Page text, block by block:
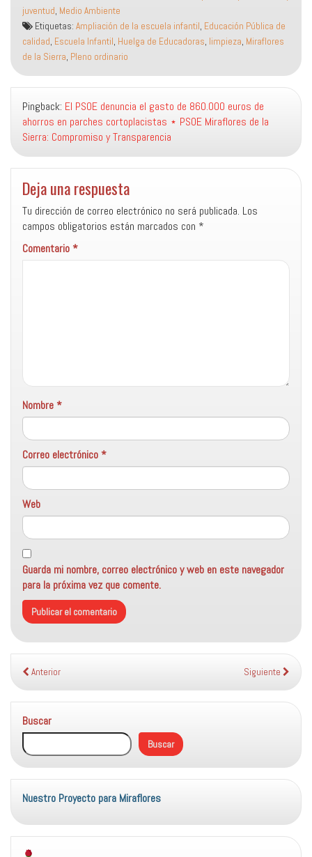
juventud, Medio Ambiente
Etiquetas: Ampliación de la escuela infantil, Educación Pública de
calidad, Escuela Infantil, Huelga de Educadoras, limpieza, Miraflores
de la Sierra, Pleno ordinario
Pingback: El PSOE denuncia el gasto de 860.000 euros de
ahorros en parches cortoplacistas ⋆ PSOE Miraflores de la
Sierra: Compromiso y Transparencia
Deja una respuesta
Tu dirección de correo electrónico no será publicada. Los
campos obligatorios están marcados con *
Comentario*
Nombre *
Correo electrónico *
Web
Guarda mi nombre, correo electrónico y web en este navegador
para la próxima vez que comente.
Anterior Siguiente
Buscar
Buscar
Nuestro Proyecto para Miraflores